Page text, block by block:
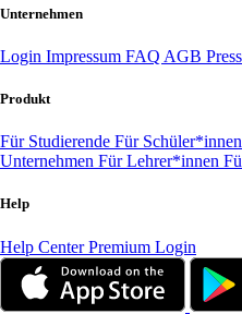
Unternehmen
Login Impressum FAQ AGB
Produkt
Für Studierende Für Schüler*innen
Unternehmen Für Lehrer*innen
Help
Help CenterPremium Login